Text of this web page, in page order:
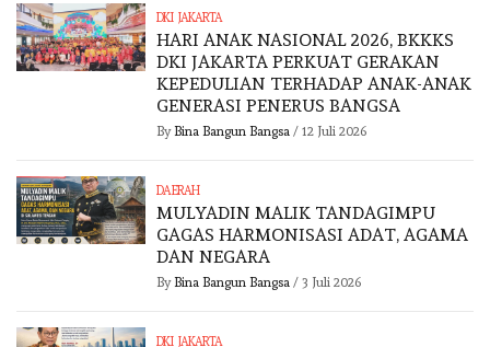
DKI JAKARTA
HARI ANAK NASIONAL 2026, BKKKS
DKI JAKARTA PERKUAT GERAKAN
KEPEDULIAN TERHADAP ANAK-ANAK
GENERASI PENERUS BANGSA
By Bina Bangun Bangsa / 12 Juli 2026
DAERAH
MULYADIN MALIK TANDAGIMPU
GAGAS HARMONISASI ADAT, AGAMA
DAN NEGARA
By Bina Bangun Bangsa / 3 Juli 2026
DKI JAKARTA